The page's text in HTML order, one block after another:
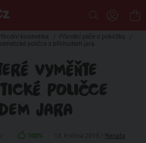
kosmetika / Přírodní péče o pokožku
/
poličce s příchodem jara
VYMĚŇTE
POLIČCE
JARA
100%
Renata